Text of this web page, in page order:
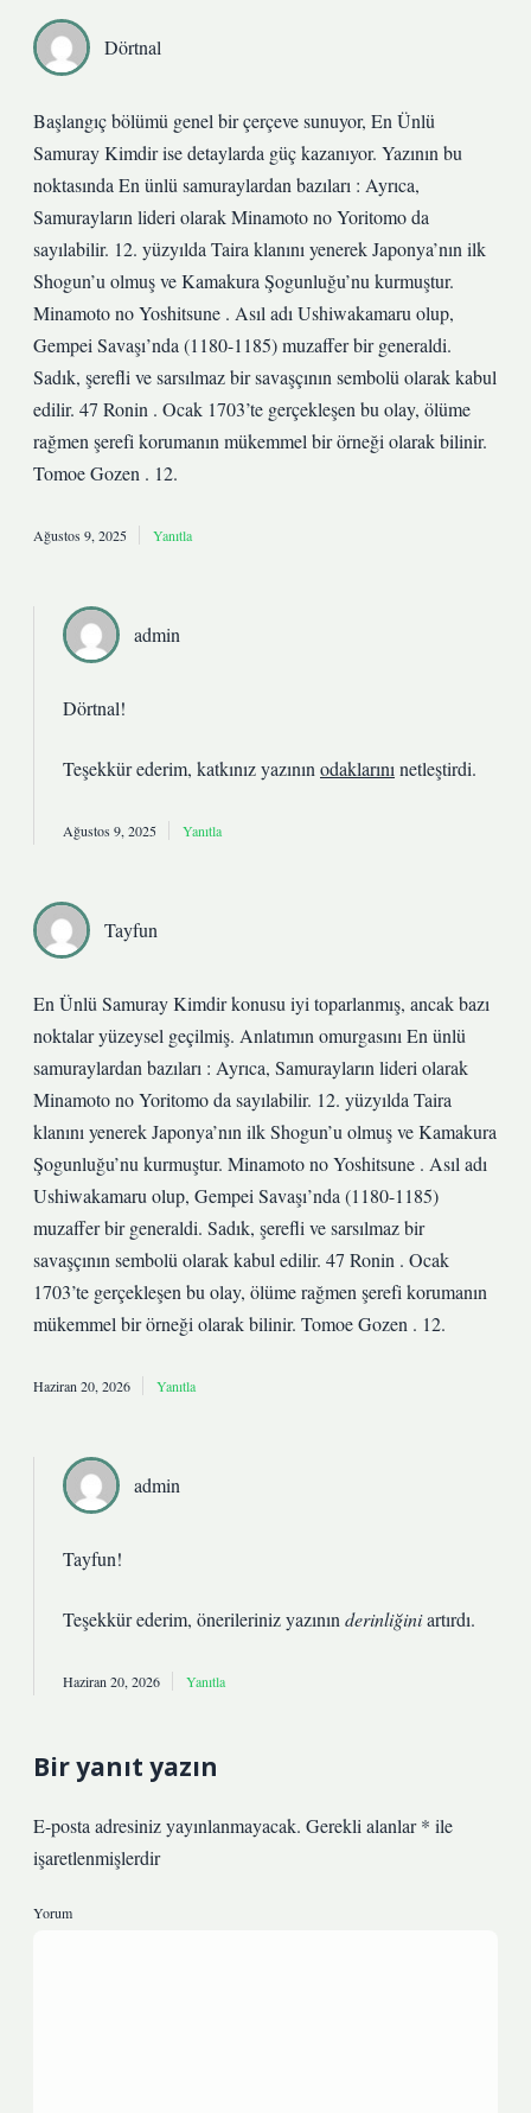
Dörtnal
Başlangıç bölümü genel bir çerçeve sunuyor, En Ünlü
Samuray Kimdir ise detaylarda güç kazanıyor. Yazının bu
noktasında En ünlü samuraylardan bazıları : Ayrıca,
Samurayların lideri olarak Minamoto no Yoritomo da
sayılabilir. 12. yüzyılda Taira klanını yenerek Japonya’nın ilk
Shogun’u olmuş ve Kamakura Şogunluğu’nu kurmuştur.
Minamoto no Yoshitsune . Asıl adı Ushiwakamaru olup,
Gempei Savaşı’nda (1180-1185) muzaffer bir generaldi.
Sadık, şerefli ve sarsılmaz bir savaşçının sembolü olarak kabul
edilir. 47 Ronin . Ocak 1703’te gerçekleşen bu olay, ölüme
rağmen şerefi korumanın mükemmel bir örneği olarak bilinir.
Tomoe Gozen . 12.
Ağustos 9, 2025 Yanıtla
admin
Dörtnal!
Teşekkür ederim, katkınız yazının odaklarını netleştirdi.
Ağustos 9, 2025 Yanıtla
Tayfun
En Ünlü Samuray Kimdir konusu iyi toparlanmış, ancak bazı
noktalar yüzeysel geçilmiş. Anlatımın omurgasını En ünlü
samuraylardan bazıları : Ayrıca, Samurayların lideri olarak
Minamoto no Yoritomo da sayılabilir. 12. yüzyılda Taira
klanını yenerek Japonya’nın ilk Shogun’u olmuş ve Kamakura
Şogunluğu’nu kurmuştur. Minamoto no Yoshitsune . Asıl adı
Ushiwakamaru olup, Gempei Savaşı’nda (1180-1185)
muzaffer bir generaldi. Sadık, şerefli ve sarsılmaz bir
savaşçının sembolü olarak kabul edilir. 47 Ronin . Ocak
1703’te gerçekleşen bu olay, ölüme rağmen şerefi korumanın
mükemmel bir örneği olarak bilinir. Tomoe Gozen . 12.
Haziran 20, 2026 Yanıtla
admin
Tayfun!
Teşekkür ederim, önerileriniz yazının derinliğiniartırdı.
Haziran 20, 2026 Yanıtla
Bir yanıt yazın
E-posta adresiniz yayınlanmayacak. Gerekli alanlar* ile
işaretlenmişlerdir
Yorum